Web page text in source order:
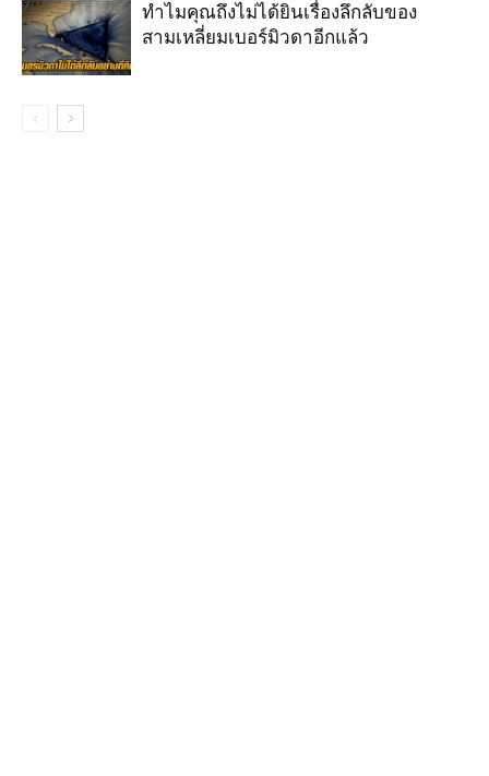
ทำไมคุณถึงไม่ได้ยินเรื่องลึกลับของ
สามเหลี่ยมเบอร์มิวดาอีกแล้ว